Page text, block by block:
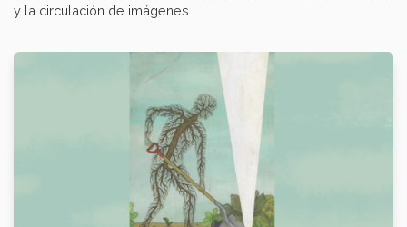
y la circulación de imágenes.